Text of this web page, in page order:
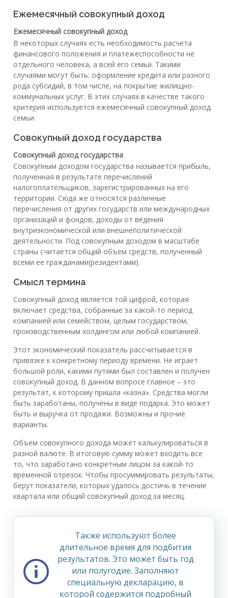
Ежемесячный совокупный доход
Ежемесячный совокупный доход
В некоторых случаях есть необходимость расчета
финансового положения и платежеспособности не
отдельного человека, а всей его семьи. Такими
случаями могут быть: оформление кредита или разного
рода субсидий, в том числе, на покрытие жилищно-
коммунальных услуг. В этих случаях в качестве такого
критерия используется ежемесячный совокупный доход
семьи.
Совокупный доход государства
Совокупный доход государства
Совокупным доходом государства называется прибыль,
полученная в результате перечислений
налогоплательщиков, зарегистрированных на его
территории. Сюда же относятся различные
перечисления от других государств или международных
организаций и фондов, доходы от ведения
внутриэкономической или внешнеполитической
деятельности. Под совокупным доходом в масштабе
страны считается общий объем средств, полученный
всеми ее гражданами(резидентами).
Смысл термина
Совокупный доход является той цифрой, которая
включает средства, собранные за какой-то период
компанией или семейством, целым государством,
производственным холдингом или любой компанией.
Этот экономический показатель рассчитывается в
привязке к конкретному периоду времени. Не играет
большой роли, какими путями был составлен и получен
совокупный доход. В данном вопросе главное – это
результат, к которому пришла «казна». Средства могли
быть заработаны, получены в виде подарка. Это может
быть и выручка от продажи. Возможны и прочие
варианты.
Объем совокупного дохода может калькулироваться в
разной валюте. В итоговую сумму может входить все
то, что заработано конкретным лицом за какой-то
временной отрезок. Чтобы просуммировать результаты,
берут показатели, которых удалось достичь в течение
квартала или общий совокупный доход за месяц.
Также используют более
длительное время для подбития
результатов. Это может быть год
или полугодие. Заполняют
специальную декларацию, в
которой содержится подробный